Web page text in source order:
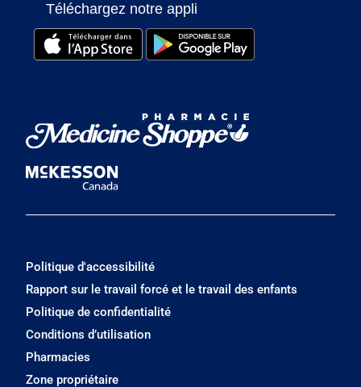
Téléchargez notre appli
Politique d'accessibilité
Rapport sur le travail forcé et le travail des enfants
Politique de confidentialité
Conditions d’utilisation
Pharmacies
Zone propriétaire